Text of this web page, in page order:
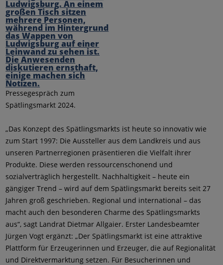
Pressegespräch zum
Spätlingsmarkt 2024.
„Das Konzept des Spätlingsmarkts ist heute so innovativ wie
zum Start 1997: Die Aussteller aus dem Landkreis und aus
unseren Partnerregionen präsentieren die Vielfalt ihrer
Produkte. Diese werden ressourcenschonend und
sozialverträglich hergestellt. Nachhaltigkeit – heute ein
gängiger Trend – wird auf dem Spätlingsmarkt bereits seit 27
Jahren groß geschrieben. Regional und international – das
macht auch den besonderen Charme des Spätlingsmarkts
aus“, sagt Landrat Dietmar Allgaier. Erster Landesbeamter
Jürgen Vogt ergänzt: „Der Spätlingsmarkt ist eine attraktive
Plattform für Erzeugerinnen und Erzeuger, die auf Regionalität
und Direktvermarktung setzen. Für Besucherinnen und